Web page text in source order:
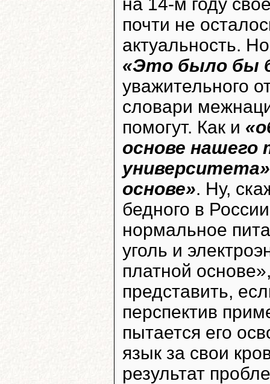
почти не
актуальность.
«Это было бы
уважительного
словари
помогут. Как и
основе нашего
университета»
основе». Ну,
бедного в
нормальное
уголь и
платной
представить,
перспектив
пытается его
язык за свои
результат